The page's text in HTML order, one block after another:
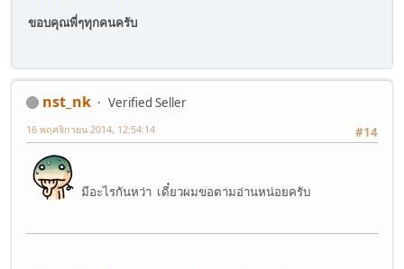
ขอบคุณพี่ๆทุกคนครับ
nst_nk
Verified Seller
#14
16 พฤศจิกายน 2014, 12:54:14
มีอะไรกันหว่า เดี๋ยวผมขอตามอ่านหน่อยครับ